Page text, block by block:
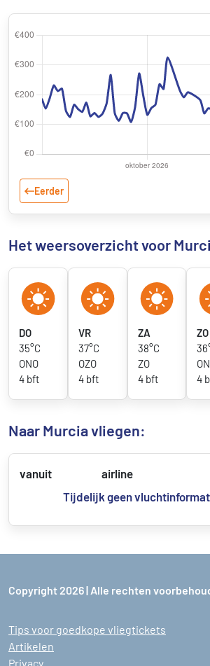
Eerder
Het weersoverzicht voor
DO
35°C
ONO
4 bft
VR
37°C
OZO
4 bft
ZA
38°C
ZO
4 bft
ZO
4
Naar Murcia vliegen:
vanuit airline
Tijdelijk geen
Copyright 2026 | Alle rechten
Tips voor goedkope vliegtickets
Artikelen
Privacy